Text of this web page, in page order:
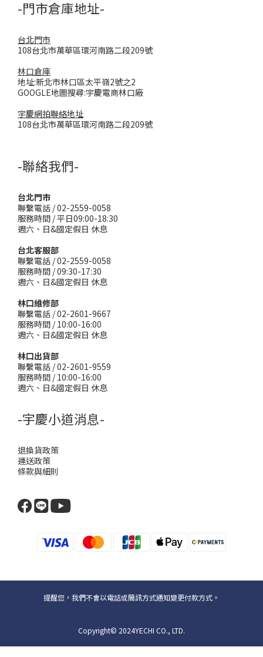
-門市倉庫地址-
台北門市
108台北市萬華區環河南路二段209號
林口倉庫
地址:新北市林口區太平嶺2號之2
GOOGLE地圖搜尋:宇慶電商林口廠
宇慶網拍聯絡地址
108台北市萬華區環河南路二段209號
-聯絡我們-
台北門市
聯繫電話 / 02-2559-0058
服務時間 / 平日09:00-18:30
週六、日&國定假日 休息
台北客服部
聯繫電話 / 02-2559-0058
服務時間 / 09:30-17:30
週六、日&國定假日 休息
林口維修部
聯繫電話 / 02-2601-9667
服務時間 / 10:00-16:00
週六、日&國定假日 休息
林口出貨部
聯繫電話 / 02-2601-9559
服務時間 / 10:00-16:00
週六、日&國定假日 休息
-宇慶小道消息-
退換貨政策
運送政策
條款與細則
提醒您，我們不會以電話或簡訊方式通知變更付款方式。
Copyright© 2024YECHI CO., LTD.